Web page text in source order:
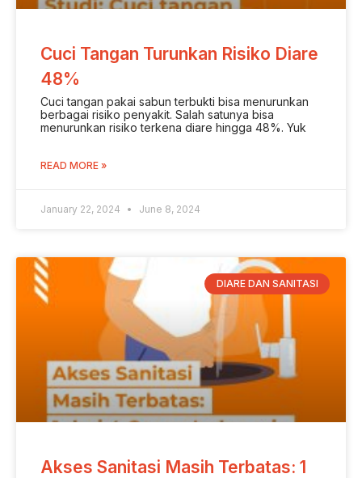
Cuci Tangan Turunkan Risiko Diare
48%
Cuci tangan pakai sabun terbukti bisa menurunkan
berbagai risiko penyakit. Salah satunya bisa
menurunkan risiko terkena diare hingga 48%. Yuk
READ MORE »
January 22, 2024 June 8, 2024
DIARE DAN SANITASI
Akses Sanitasi Masih Terbatas: 1